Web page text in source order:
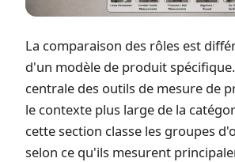
La comparaison des rôles est
d'un modèle de produit
centrale des outils de mesure de
le contexte plus large de la
cette section classe les groupes
selon ce qu'ils mesurent